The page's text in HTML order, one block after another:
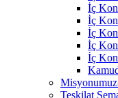
İç
İç
İç
İç
İç
Teşkilat